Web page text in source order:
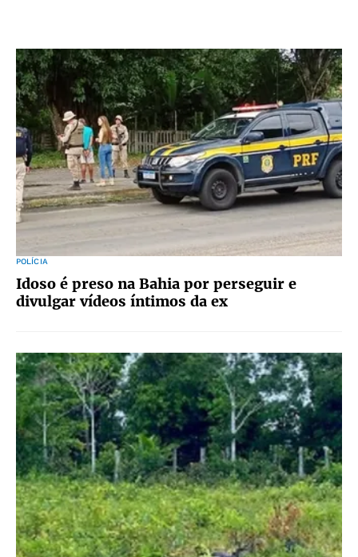
POLÍCIA
Idoso é preso na Bahia por perseguir e
divulgar vídeos íntimos da ex